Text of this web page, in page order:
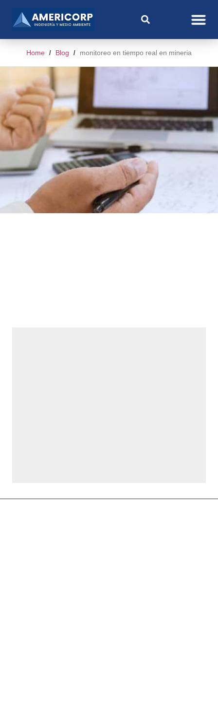
Home / Blog / monitoreo en tiempo real en mineria